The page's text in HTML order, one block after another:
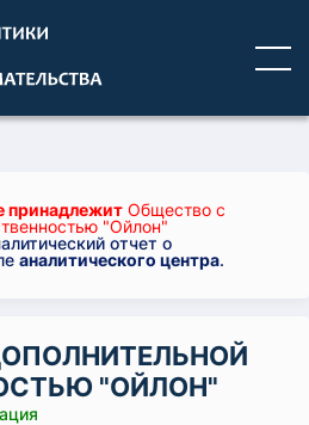
принадлежит Общество с
"Ойлон"
отчет о
аналитического центра.
"ОЙЛОН"